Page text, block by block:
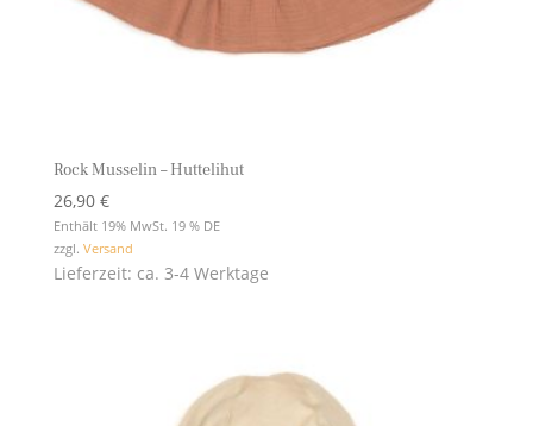
Rock Musselin – Huttelihut
26,90 €
Enthält 19% MwSt. 19 % DE
zzgl. Versand
Lieferzeit: ca. 3-4 Werktage